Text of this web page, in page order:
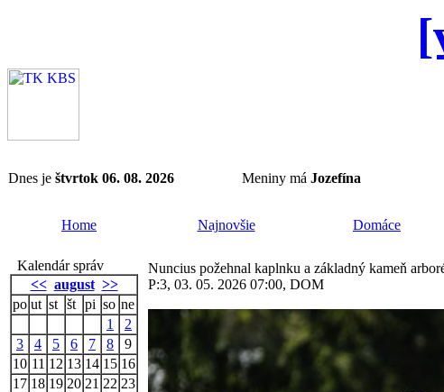
Dnes je štvrtok 06. 08. 2026 Meniny má Jozefína
Home Najnovšie Domáce
Kalendár správ
<< august >>
po ut st št pi so ne
1
2
3
4 5 6 7 8
9
10 11 12 13 14 15 16
17 18 19 20 21 22 23
Nuncius požehnal kaplnku a základný kameň
P:3, 03. 05. 2026 07:00, DOM